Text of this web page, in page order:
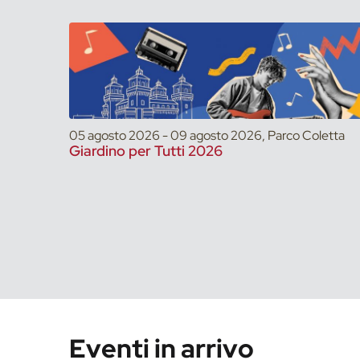
05 agosto 2026 - 09 agosto 2026, Parco Coletta
Giardino per Tutti 2026
Eventi in arrivo